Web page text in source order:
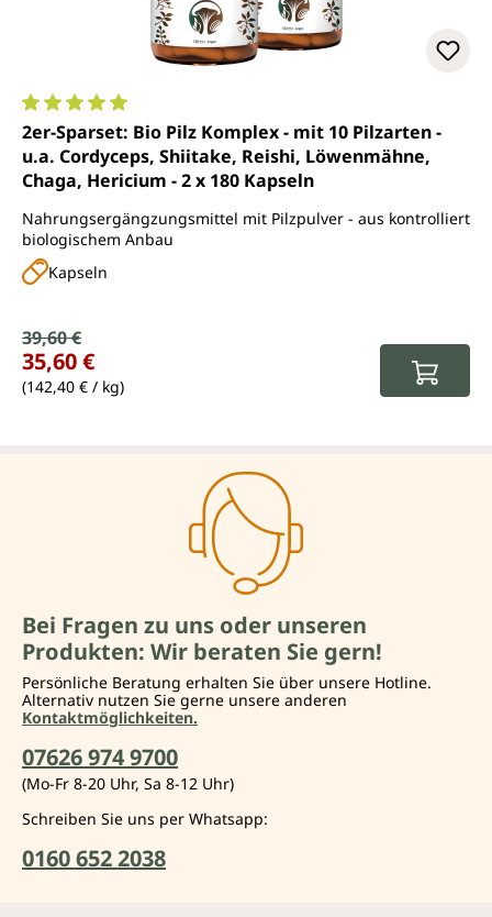
Durchschnittliche Bewertung von 5 von 5 Sternen
2er-Sparset: Bio Pilz Komplex - mit 10 Pilzarten -
u.a. Cordyceps, Shiitake, Reishi, Löwenmähne,
Chaga, Hericium - 2 x 180 Kapseln
Nahrungsergängzungsmittel mit Pilzpulver - aus kontrolliert
biologischem Anbau
Kapseln
Verkaufspreis:
Regulärer Preis:
39,60 €
35,60 €
(142,40 € / kg)
Bei Fragen zu uns oder unseren
Produkten: Wir beraten Sie gern!
Persönliche Beratung erhalten Sie über unsere Hotline.
Alternativ nutzen Sie gerne unsere anderen
Kontaktmöglichkeiten.
07626 974 9700
(Mo-Fr 8-20 Uhr, Sa 8-12 Uhr)
Schreiben Sie uns per Whatsapp:
0160 652 2038